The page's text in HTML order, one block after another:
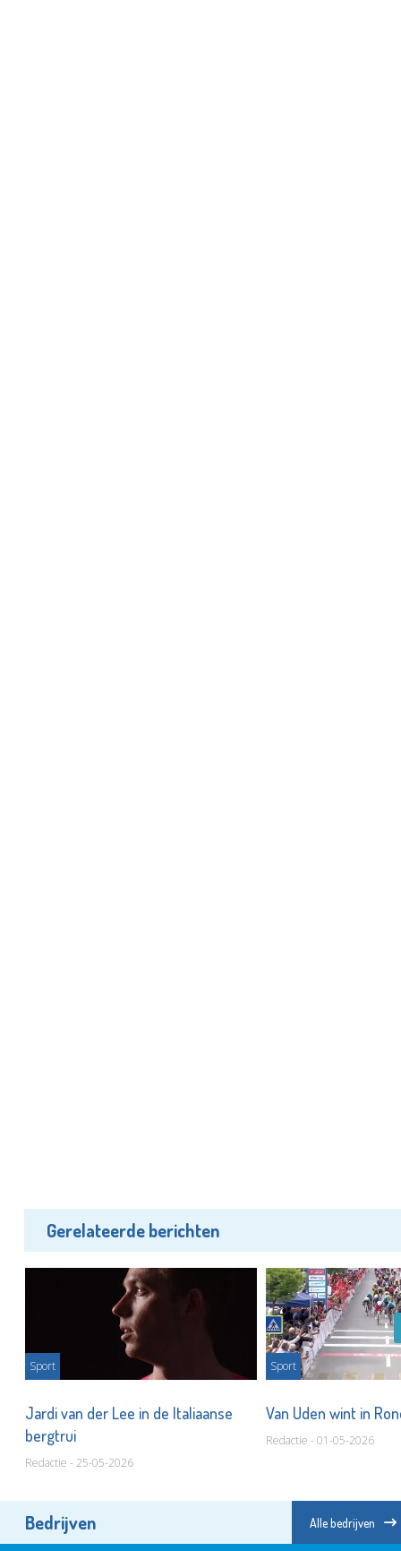
Gerelateerde berichten
Sport
Jardi van der Lee in de Italiaanse
bergtrui
Redactie - 25-05-2026
Sport
Van Uden wint in
Redactie - 01-05-2026
Bedrijven Alle bedrijven